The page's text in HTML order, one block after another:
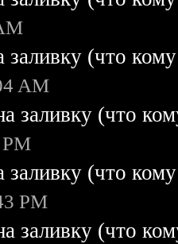
заливку (что
AM
заливку (что
заливку (что
PM
заливку (что